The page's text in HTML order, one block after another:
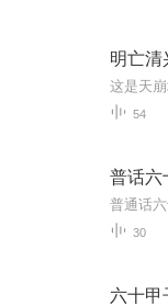
明亡清
54
普话六
普通话
30
六十甲